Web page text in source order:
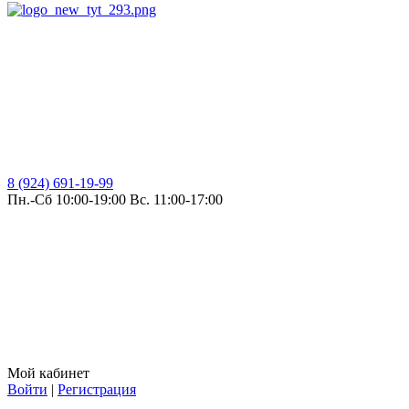
8 (924) 691-19-99
Пн.-Сб 10:00-19:00 Вс. 11:00-17:00
Мой кабинет
Войти | Регистрация